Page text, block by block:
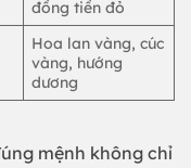
đồng tiền đỏ
Hoa lan vàng, cúc
vàng, hướng
dương
mệnh không chỉ